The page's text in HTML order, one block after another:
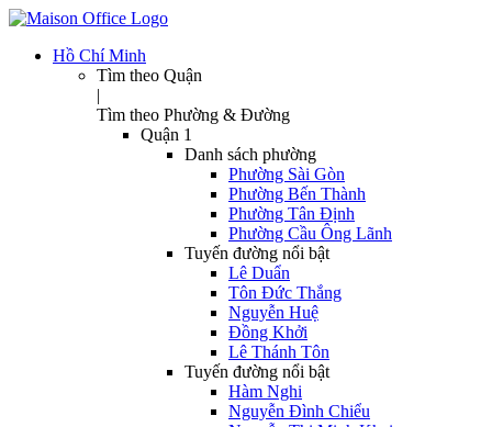
Hồ Chí Minh
Tìm theo Quận
|
Tìm theo Phường & Đường
Quận 1
Danh sách phường
Phường Sài Gòn
Phường Bến Thành
Phường Tân Định
Phường Cầu Ông Lãnh
Tuyến đường nổi bật
Lê Duẩn
Tôn Đức Thắng
Nguyễn Huệ
Đồng Khởi
Lê Thánh Tôn
Tuyến đường nổi bật
Hàm Nghi
Nguyễn Đình Chiểu